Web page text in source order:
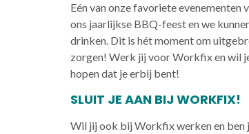
Eén van onze favoriete
ons jaarlijkse BBQ-feest en we
drinken. Dit is hét moment om
zorgen! Werk jij voor Workfix en wil
hopen dat je erbij bent!
SLUIT JE AAN BIJ WORKFIX!
Wil jij ook bij Workfix werken en ben